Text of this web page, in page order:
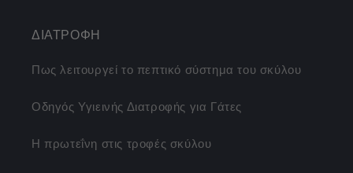
ΔΙΑΤΡΟΦΗ
Πως λειτουργεί το πεπτικό σύστημα του σκύλου
Οδηγός Υγιεινής Διατροφής για Γάτες
Η πρωτεΐνη στις τροφές σκύλου